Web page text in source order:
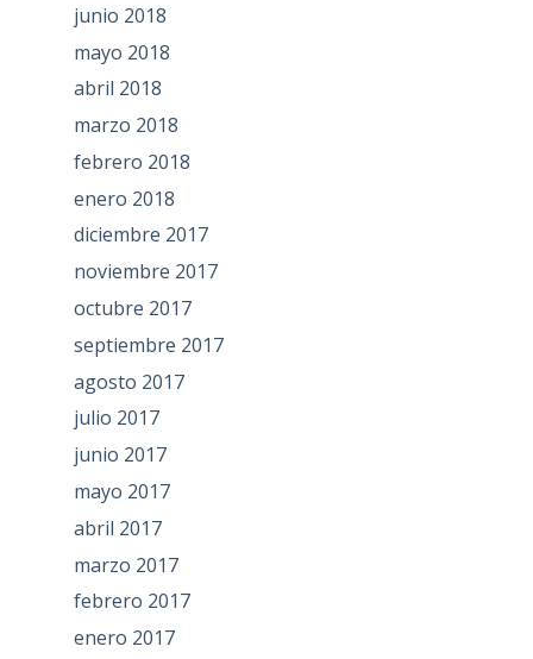
junio 2018
mayo 2018
abril 2018
marzo 2018
febrero 2018
enero 2018
diciembre 2017
noviembre 2017
octubre 2017
septiembre 2017
agosto 2017
julio 2017
junio 2017
mayo 2017
abril 2017
marzo 2017
febrero 2017
enero 2017